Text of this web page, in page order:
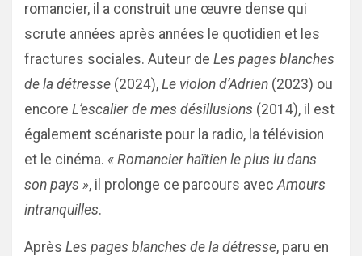
romancier, il a construit une œuvre dense qui
scrute années après années le quotidien et les
fractures sociales. Auteur de Les pages blanches
de la détresse (2024), Le violon d’Adrien (2023) ou
encore L’escalier de mes désillusions (2014), il est
également scénariste pour la radio, la télévision
et le cinéma. « Romancier haïtien le plus lu dans
son pays », il prolonge ce parcours avecAmours
intranquilles.
Après Les pages blanches de la détresse, paru en